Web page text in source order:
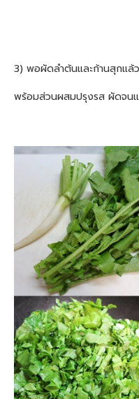
3) พอผัดลำต้นและก้านสุกแล้
พร้อมส่วนผสมปรุงรส ผัดจนแ